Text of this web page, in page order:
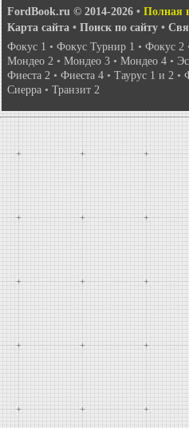
FordBook.ru © 2014-2026 • Полная
Карта сайта • Поиск по сайту •
Фокус 1 • Фокус Турнир 1 • Фокус 2
Мондео 2 • Мондео 3 • Мондео 4 •
Фиеста 2 • Фиеста 4 • Таурус 1 и 2 •
Сиерра • Транзит 2